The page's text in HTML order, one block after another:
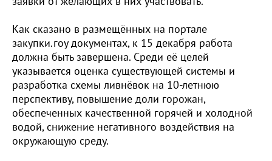
Как сказано в размещённых на портале
закупки.гоу документах, к 15 декабря работа
должна быть завершена. Среди её целей
указывается оценка существующей системы и
разработка схемы ливнёвок на 10-летнюю
перспективу, повышение доли горожан,
обеспеченных качественной горячей и холодной
водой, снижение негативного воздействия на
окружающую среду.